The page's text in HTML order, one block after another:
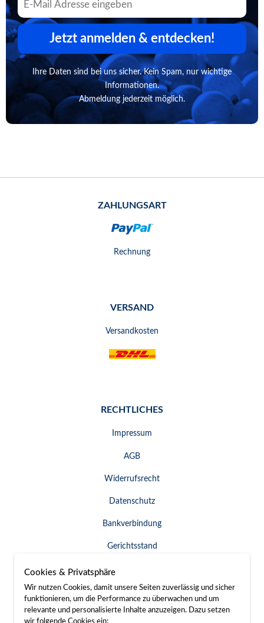
Jetzt anmelden & entdecken!
Ihre Daten sind bei uns sicher. Kein Spam, nur wichtige
Informationen.
Abmeldung jederzeit möglich.
ZAHLUNGSART
Rechnung
VERSAND
Versandkosten
RECHTLICHES
Impressum
AGB
Widerrufsrecht
Datenschutz
Bankverbindung
Gerichtsstand
Widerruf erklären
SERVICE & KONTAKT
Cookies & Privatsphäre
Wir nutzen Cookies, damit unsere Seiten zuverlässig und sicher
funktionieren, um die Performance zu überwachen und um
relevante und personalisierte Inhalte anzuzeigen. Dazu setzen
wir folgende Cookies ein: